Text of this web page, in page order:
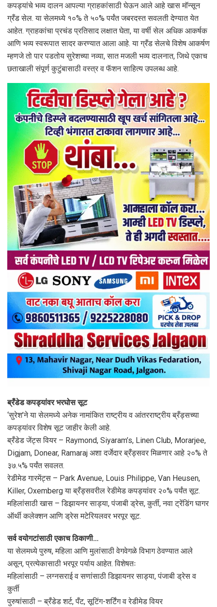
कपड्यांचे भव्य दालन आपल्या ग्राहकांसाठी घेऊन आले आहे खास मॉन्सून
ग्रँड सेल. या सेलमध्ये १०% ते ५०% पर्यंत जबरदस्त सवलती देण्यात येत
आहेत. ग्राहकांचा प्रचंड प्रतिसाद लक्षात घेता, या वर्षी सेल अधिक आकर्षक
आणि भव्य स्वरूपात सादर करण्यात आला आहे. या ग्रँड सेलचे विशेष आकर्षण
म्हणजे तो पार पडतोय सुरेशच्या नव्या, सात मजली भव्य दालनात, जिथे एकाच
छताखाली संपूर्ण कुटुंबासाठी वस्त्र व फॅशन साहित्य उपलब्ध आहे.
ब्रँडेड कपड्यांवर भरघोस सूट
‘सुरेश’ने या सेलमध्ये अनेक नामांकित राष्ट्रीय व आंतरराष्ट्रीय ब्रँड्सच्या
कपड्यांवर विशेष सूट जाहीर केली आहे.
ब्रँडेड जेंट्स वियर – Raymond, Siyaram’s, Linen Club, Morarjee,
Digjam, Donear, Ramaraj अशा दर्जेदार ब्रँड्सवर मिळणार आहे २०% ते
३७.५% पर्यंत सवलत.
रेडीमेड गारमेंट्स – Park Avenue, Louis Philippe, Van Heusen,
Killer, Oxemberg या ब्रँड्सवरील रेडीमेड कपड्यांवर २०% पर्यंत सूट.
महिलांसाठी खास – डिझायनर साड्या, पंजाबी ड्रेस, कुर्ती, नवा ट्रेंडिंग घागर
ऑर्थी कलेक्शन आणि ड्रेस मटेरियलवर भरपूर सूट.
सर्व वयोगटांसाठी एकाच ठिकाणी…
या सेलमध्ये पुरुष, महिला आणि मुलांसाठी वेगवेगळे विभाग ठेवण्यात आले
असून, प्रत्येकासाठी भरपूर पर्याय आहेत. विशेषतः
महिलांसाठी – लग्नसराई व सणांसाठी डिझायनर साड्या, पंजाबी ड्रेस व
कुर्ती
पुरुषांसाठी – ब्रँडेड शर्ट, पँट, सूटिंग-शर्टिंग व रेडीमेड वियर